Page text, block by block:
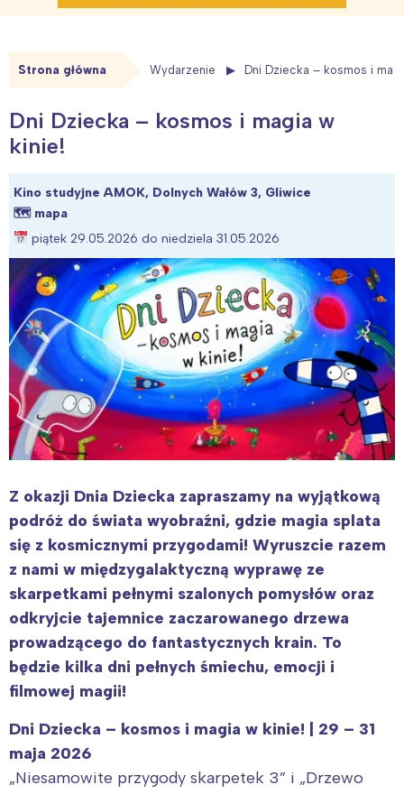
Strona główna Wydarzenie Dni Dziecka – kosmos i
Dni Dziecka – kosmos i magia w
kinie!
Kino studyjne AMOK, Dolnych Wałów 3, Gliwice
🗺 mapa
piątek 29.05.2026 do niedziela 31.05.2026
Z okazji Dnia Dziecka zapraszamy na wyjątkową
podróż do świata wyobraźni, gdzie magia splata
się z kosmicznymi przygodami! Wyruszcie razem
z nami w międzygalaktyczną wyprawę ze
skarpetkami pełnymi szalonych pomysłów oraz
odkryjcie tajemnice zaczarowanego drzewa
prowadzącego do fantastycznych krain. To
będzie kilka dni pełnych śmiechu, emocji i
filmowej magii!
Dni Dziecka – kosmos i magia w kinie! | 29 – 31
maja 2026
„Niesamowite przygody skarpetek 3” i „Drzewo